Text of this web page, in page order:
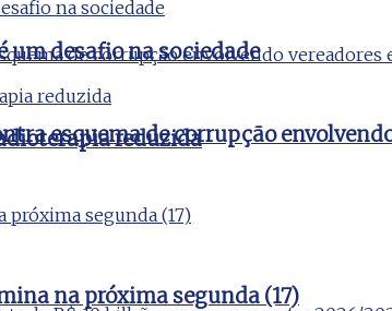
esquema de corrupção
na próxima segunda (17)
um desafio na sociedade
reduzida